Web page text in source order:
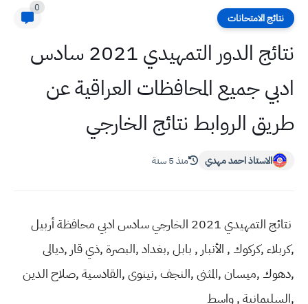
نتائج الامتحانات
0
نتائج الدور التمهيدي 2021 سادس
ادبي جميع المحافظات العراقية عن
طريق الروابط نتائج الخارجي
الاستاذ احمد مهدي منذ 5 سنة
نتائج التمهيدي 2021 الخارجي سادس ادبي محافظة أربيل
,كربلاء ,كركوك , الأنبار , بابل ,بغداد ,البصرة ,ذي قار ,ديالى
,دهوك ,ميسان ,المثنى ,النجف ,نينوى ,القادسية ,صلاح الدين
,السليمانية , واسط